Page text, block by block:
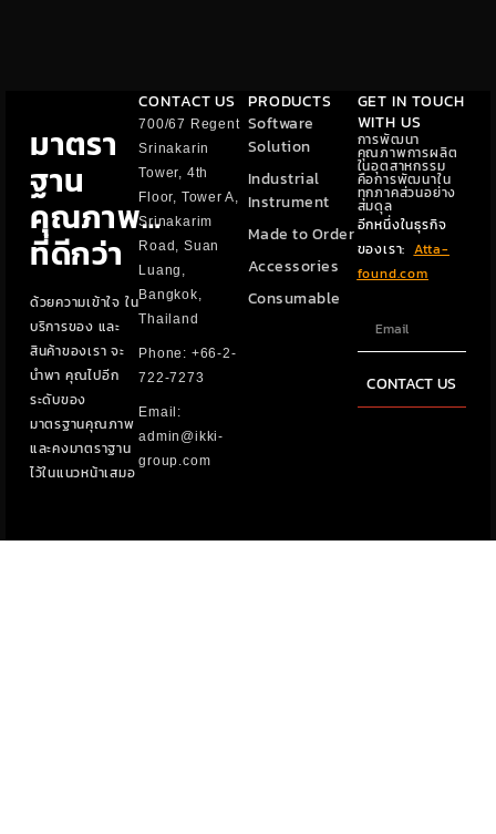
มาตรา
ฐาน
คุณภาพ…
ที่ดีกว่า​​
ด้วยความเข้าใจ ใน
บริการของ และ
สินค้าของเรา จะ
นำพา คุณไปอีก
ระดับของ
มาตรฐานคุณภาพ
และคงมาตราฐาน
ไว้ในแนวหน้าเสมอ
CONTACT US
700/67 Regent
Srinakarin
Tower, 4th
Floor, Tower A,
Srinakarim
Road, Suan
Luang,
Bangkok,
Thailand
Phone: +66-2-
722-7273
Email:
admin@ikki-
group.com
PRODUCTS
Software
Solution
Industrial
Instrument
Made to Order
Accessories
Consumable
GET IN TOUCH
WITH US
การพัฒนา
คุณภาพการผลิต
ในอุตสาหกรรม
คือการพัฒนาใน
ทุกภาคส่วนอย่าง
สมดุล
อีกหนึ่งในธุรกิจ
ของเรา: Atta-
found.com
CONTACT US